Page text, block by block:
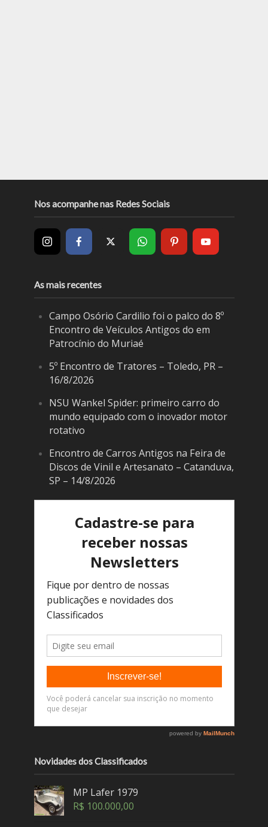
Nos acompanhe nas Redes Sociais
As mais recentes
Campo Osório Cardilio foi o palco do 8º
Encontro de Veículos Antigos do em
Patrocínio do Muriaé
5º Encontro de Tratores – Toledo, PR –
16/8/2026
NSU Wankel Spider: primeiro carro do
mundo equipado com o inovador motor
rotativo
Encontro de Carros Antigos na Feira de
Discos de Vinil e Artesanato – Catanduva,
SP – 14/8/2026
Novidades dos Classificados
MP Lafer 1979
R$ 100.000,00